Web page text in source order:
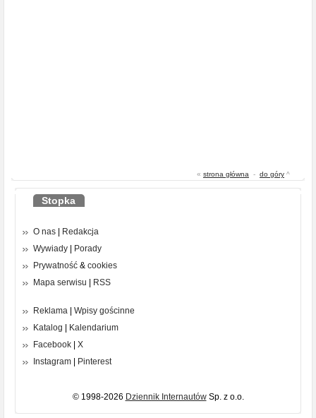
« strona główna - do góry ^
Stopka
O nas | Redakcja
Wywiady | Porady
Prywatność & cookies
Mapa serwisu | RSS
Reklama | Wpisy gościnne
Katalog | Kalendarium
Facebook | X
Instagram | Pinterest
© 1998-2026 Dziennik InternautówSp. z o.o.